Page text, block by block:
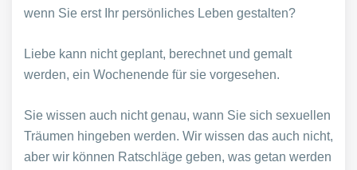
wenn Sie erst Ihr persönliches Leben gestalten?
Liebe kann nicht geplant, berechnet und gemalt
werden, ein Wochenende für sie vorgesehen.
Sie wissen auch nicht genau, wann Sie sich sexuellen
Träumen hingeben werden. Wir wissen das auch nicht,
aber wir können Ratschläge geben, was getan werden